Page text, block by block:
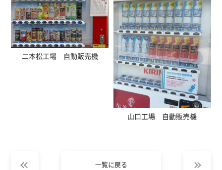
二本松工場 自動販売機
山口工場 自動販売機
一覧に戻る